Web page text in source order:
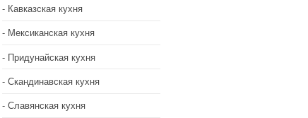
Кавказская кухня
Мексиканская кухня
Придунайская кухня
Скандинавская кухня
Славянская кухня